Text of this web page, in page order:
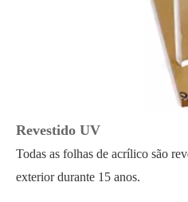
Revestido UV
Todas as folhas de acrílico são
exterior durante 15 anos.